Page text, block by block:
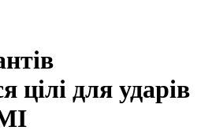
цілі для ударів